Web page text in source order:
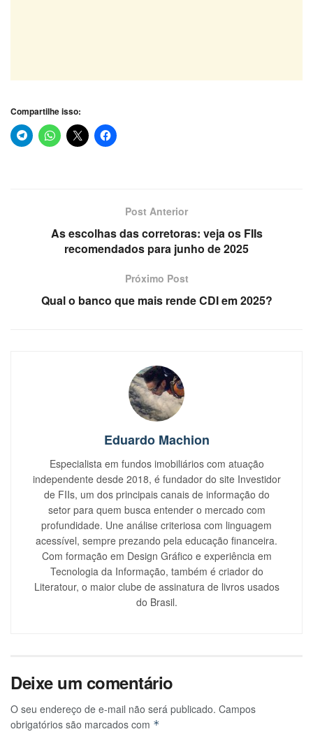
Compartilhe isso:
Post Anterior
As escolhas das corretoras: veja os FIIs
recomendados para junho de 2025
Próximo Post
Qual o banco que mais rende CDI em 2025?
Eduardo Machion
Especialista em fundos imobiliários com atuação
independente desde 2018, é fundador do site Investidor
de FIIs, um dos principais canais de informação do
setor para quem busca entender o mercado com
profundidade. Une análise criteriosa com linguagem
acessível, sempre prezando pela educação financeira.
Com formação em Design Gráfico e experiência em
Tecnologia da Informação, também é criador do
Literatour, o maior clube de assinatura de livros usados
do Brasil.
Deixe um comentário
O seu endereço de e-mail não será publicado. Campos
obrigatórios são marcados com *